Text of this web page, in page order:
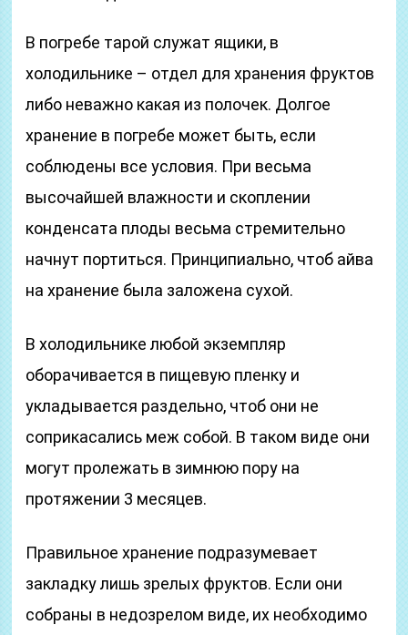
В погребе тарой служат ящики, в
холодильнике – отдел для хранения фруктов
либо неважно какая из полочек. Долгое
хранение в погребе может быть, если
соблюдены все условия. При весьма
высочайшей влажности и скоплении
конденсата плоды весьма стремительно
начнут портиться. Принципиально, чтоб айва
на хранение была заложена сухой.
В холодильнике любой экземпляр
оборачивается в пищевую пленку и
укладывается раздельно, чтоб они не
соприкасались меж собой. В таком виде они
могут пролежать в зимнюю пору на
протяжении 3 месяцев.
Правильное хранение подразумевает
закладку лишь зрелых фруктов. Если они
собраны в недозрелом виде, их необходимо